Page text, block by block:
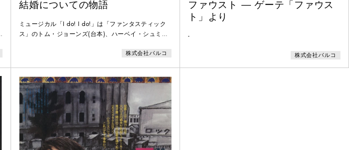
結婚についての物語
ミュージカル「I do! I do!」は「ファンタスティック
ス」のトム・ジョーンズ(台本)、ハーベイ・シュミッ
ュージカルです。初演は1966年ガワー・チャンピオ
り、人生を演じてブロードウェイミュージカル界に旋
風を巻き起こしました。日本では越路吹雪、平幹二
株式会社パルコ
ファウスト ― ゲーテ「ファウス
ト」より
-
株式会社パルコ